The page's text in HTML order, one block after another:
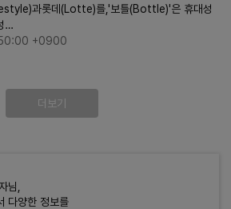
과롯데(Lotte)를,'보틀(Bottle)'은 휴대성
…
+0900
더보기
님,
다양한 정보를